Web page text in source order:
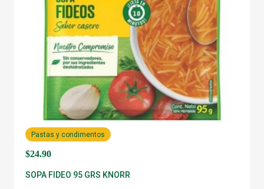
$24.90
Pastas y condimentos
SOPA FIDEO 95 GRS KNORR